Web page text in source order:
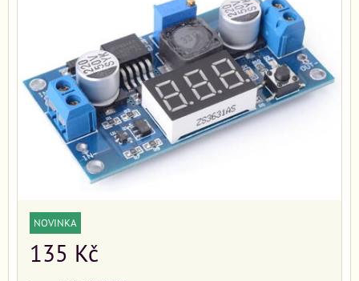
NOVINKA
135 Kč